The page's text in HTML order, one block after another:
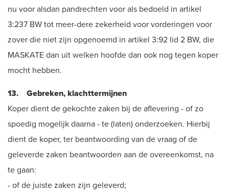
nu voor alsdan pandrechten voor als bedoeld in artikel
3:237 BW tot meer-dere zekerheid voor vorderingen voor
zover die niet zijn opgenoemd in artikel 3:92 lid 2 BW, die
MASKATE dan uit welken hoofde dan ook nog tegen koper
mocht hebben.
13. Gebreken, klachttermijnen
Koper dient de gekochte zaken bij de aflevering - of zo
spoedig mogelijk daarna - te (laten) onderzoeken. Hierbij
dient de koper, ter beantwoording van de vraag of de
geleverde zaken beantwoorden aan de overeenkomst, na
te gaan:
- of de juiste zaken zijn geleverd;